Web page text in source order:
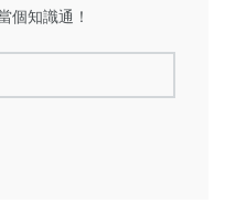
個知識通！